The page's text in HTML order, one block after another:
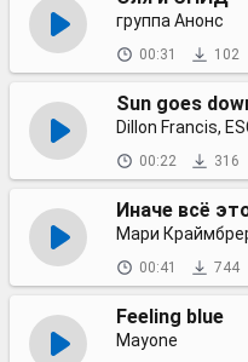
группа Анонс
00:31 102
Sun goes
Dillon Francis,
00:22 316
Иначе всё
Мари
00:41 744
Feeling blue
Mayone